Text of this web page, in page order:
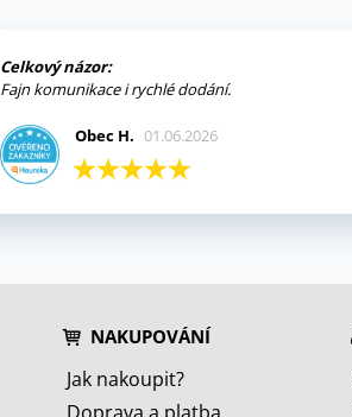
Celkový názor:
Fajn komunikace i rychlé dodání.
Obec H. 01.06.2026
NAKUPOVÁNÍ
Jak nakoupit?